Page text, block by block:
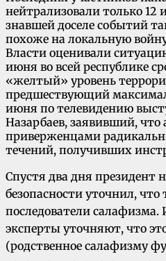
нейтрализовали только
знавшей доселе событий
похоже на локальную
Власти оценивали
июня во всей республике
«желтый» уровень
предшествующий
июня по телевидению
Назарбаев, заявивший, что
приверженцами
течений, получивших
Спустя два дня президент
безопасности уточнил,
последователи салафизма.
эксперты уточняют, что
(родственное салафизму